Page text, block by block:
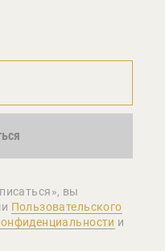
вы
Пользовательского
и